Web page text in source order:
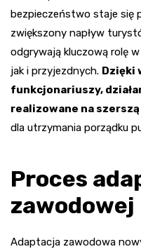
bezpieczeństwo staje się
zwiększony napływ
odgrywają kluczową rolę
jak i przyjezdnych. Dzięki
funkcjonariuszy,
realizowane na
dla utrzymania porządku
Proces
zawodowej
Adaptacja zawodowa